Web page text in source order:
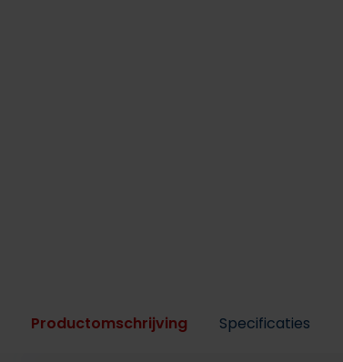
Productomschrijving Specificaties